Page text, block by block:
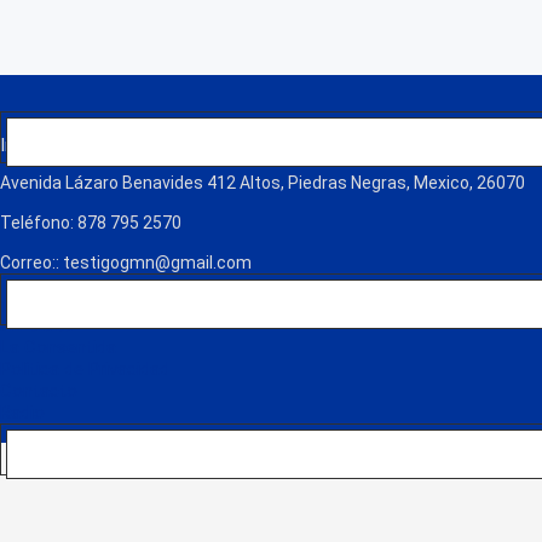
Informamos con integridad y compromiso, ofreciendo noticias
Avenida Lázaro Benavides 412 Altos, Piedras Negras, Mexico, 26070
Teléfono: 878 795 2570
Correo:: testigogmn@gmail.com
FM Globo